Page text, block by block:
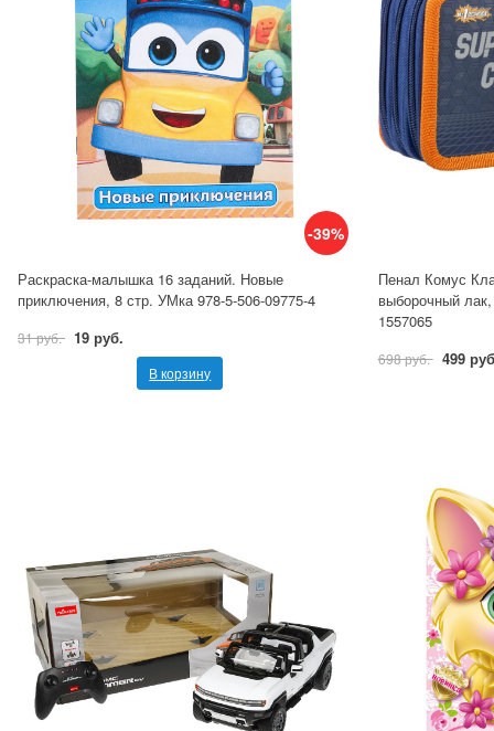
-39%
Раскраска-малышка 16 заданий. Новые
приключения, 8 стр. УМка 978-5-506-09775-4
31 руб. 19 руб.
В корзину
Пенал Комус
выборочный
1557065
698 руб. 499